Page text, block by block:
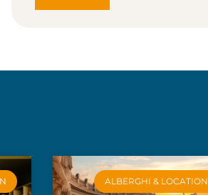
ALBERGHI & LOCATION